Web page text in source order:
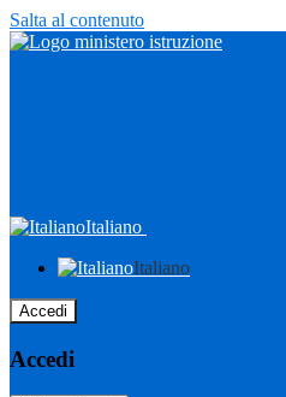
Salta al contenuto
Italiano
Italiano
Accedi
Accedi